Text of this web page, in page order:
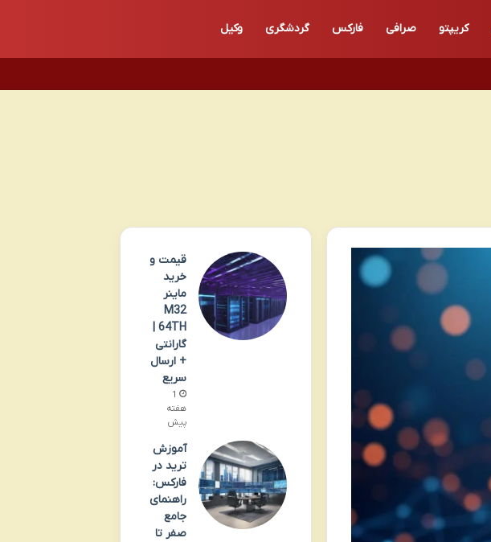
کریپتو صرافی فارکس گردشگری وکیل
قیمت و
خرید
ماینر
M32
64TH |
گارانتی
+ ارسال
سریع
1
هفته
پیش
آموزش
ترید در
فارکس:
راهنمای
جامع
صفر تا